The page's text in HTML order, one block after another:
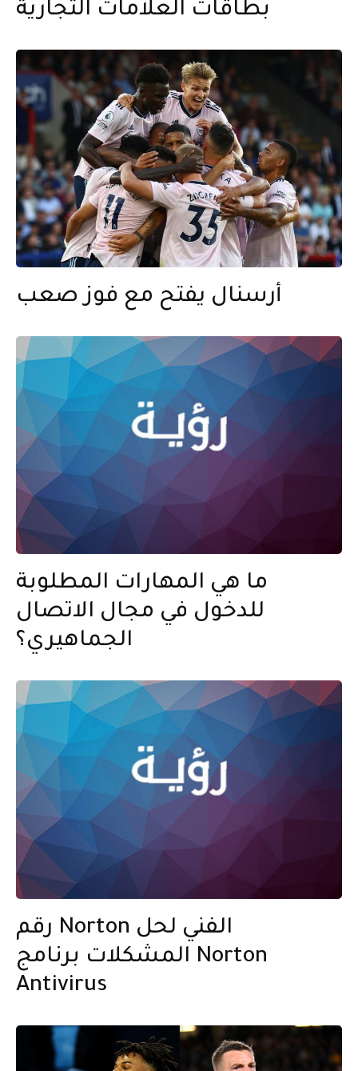
بطاقات العلامات التجارية
أرسنال يفتح مع فوز صعب
ما هي المهارات المطلوبة
للدخول في مجال الاتصال
الجماهيري؟
رقم Norton الفني لحل
المشكلات برنامج Norton
Antivirus